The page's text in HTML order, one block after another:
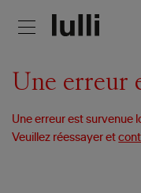
Une erreur
Une erreur est survenue
Veuillez réessayer et